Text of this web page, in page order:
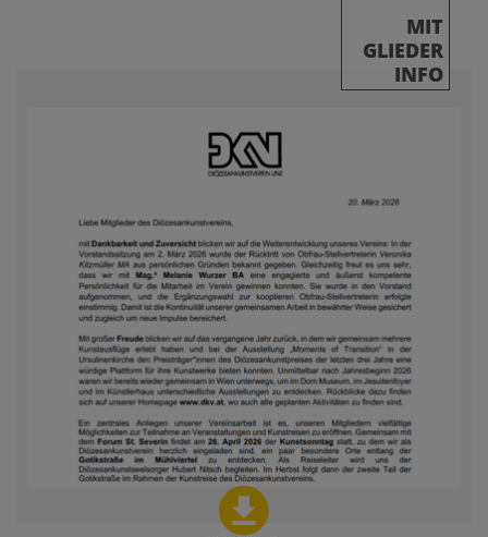
MIT
GLIEDER
INFO